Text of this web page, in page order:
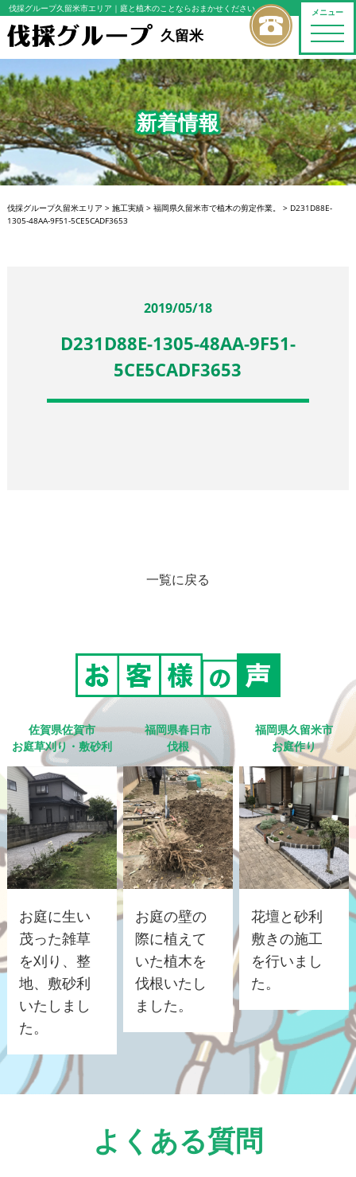
メニュー
toggle
伐採グループ久留米市エリア ｜庭と植木のことならおまかせください
久留米
新着情報
伐採グループ久留米エリア > 施工実績> 福岡県久留米市で植木の剪定作業。 > D231D88E-
1305-48AA-9F51-5CE5CADF3653
2019/05/18
D231D88E-1305-48AA-9F51-
5CE5CADF3653
一覧に戻る
佐賀県佐賀市
お庭草刈り・敷砂利
お庭に生い
茂った雑草
を刈り、整
地、敷砂利
いたしまし
た。
福岡県春日市
伐根
お庭の壁の
際に植えて
いた植木を
伐根いたし
ました。
福岡県久留米市
お庭作り
花壇と砂利
敷きの施工
を行いまし
た。
よくある質問